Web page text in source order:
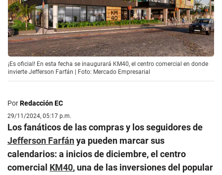
¡Es oficial! En esta fecha se inaugurará KM40, el centro comercial en donde
invierte Jefferson Farfán | Foto: Mercado Empresarial
PorRedacción EC
29/11/2024, 05:17 p.m.
Los fanáticos de las compras y los seguidores de
Jefferson Farfánya pueden marcar sus
calendarios: a inicios de diciembre, el centro
comercial KM40, una de las inversiones del popular